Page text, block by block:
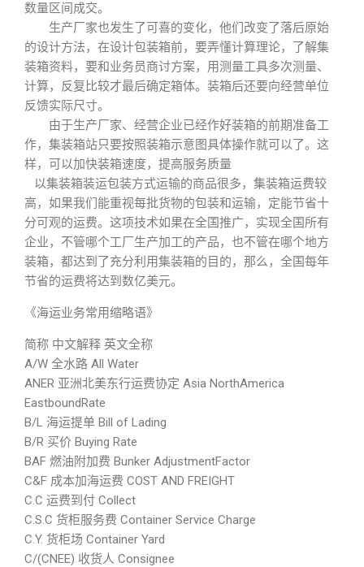
数量区间成交。
生产厂家也发生了可喜的变化，他们改变了落后原始
的设计方法，在设计包装箱前，要弄懂计算理论，了解集
装箱资料，要和业务员商讨方案，用测量工具多次测量、
计算，反复比较才最后确定箱体。装箱后还要向经营单位
反馈实际尺寸。
由于生产厂家、经营企业已经作好装箱的前期准备工
作，集装箱站只要按照装箱示意图具体操作就可以了。这
样，可以加快装箱速度，提高服务质量
以集装箱装运包装方式运输的商品很多，集装箱运费较
高，如果我们能重视每批货物的包装和运输，定能节省十
分可观的运费。这项技术如果在全国推广，实现全国所有
企业，不管哪个工厂生产加工的产品，也不管在哪个地方
装箱，都达到了充分利用集装箱的目的，那么，全国每年
节省的运费将达到数亿美元。
《海运业务常用缩略语》
简称 中文解释 英文全称
A/W 全水路 All Water
ANER 亚洲北美东行运费协定 Asia NorthAmerica
EastboundRate
B/L 海运提单 Bill of Lading
B/R 买价 Buying Rate
BAF 燃油附加费 Bunker AdjustmentFactor
C&F 成本加海运费 COST AND FREIGHT
C.C 运费到付 Collect
C.S.C 货柜服务费 Container Service Charge
C.Y. 货柜场 Container Yard
C/(CNEE) 收货人 Consignee